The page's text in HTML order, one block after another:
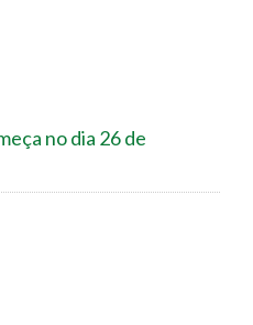
no dia 26 de